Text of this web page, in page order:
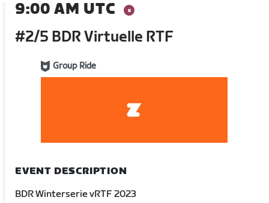
9:00 AM UTC
#2/5 BDR Virtuelle RTF
Group Ride
EVENT DESCRIPTION
BDR Winterserie vRTF 2023